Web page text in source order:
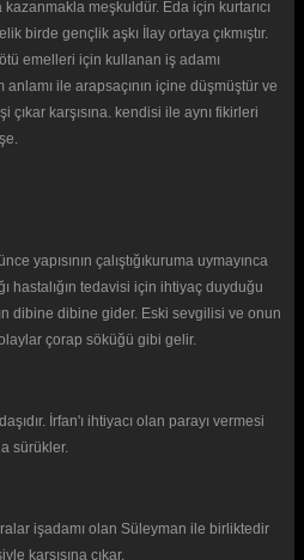
meşkuldür. Eda için kurtarıcı
birde gençlik aşkı İlay ortaya çıkmıştır.
emelleri için kullanan iş adamı
ile arapsaçının içine düşmüştür ve
karşısına. kendisi ile aynı fikirleri
yapısının çalıştığıkuruma uymayınca
hastalığın tedavisi için ihtiyaç duyduğu
dibine dibine gider. Eski sevgilisi ve onun
çorap söküğü gibi gelir.
İrfan'ı ihtiyacı olan parayı vermesi
sürükler.
işadamı olan Süleyman ile birliktedir
karşısına çıkar.